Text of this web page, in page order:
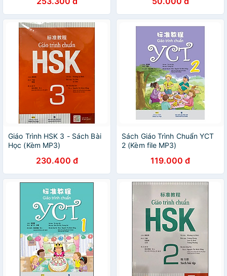
Giáo Trình HSK 3 - Sách Bài
Học (Kèm MP3)
230.400 đ
Sách Giáo Trình Chuẩn YCT
2 (Kèm file MP3)
119.000 đ